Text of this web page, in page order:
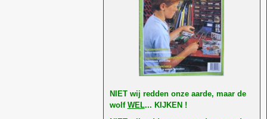
NIET wij redden onze aarde, maar de
wolf WEL... KIJKEN !